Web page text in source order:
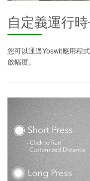
自定義運行
您可以通過Yoswit應用程
啟幅度。